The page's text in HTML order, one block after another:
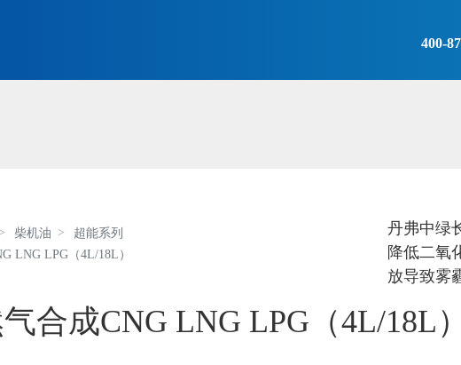
400-
柴机油
超能系列
LNG LPG（4L/18L）
丹弗中绿
降低二氧
放导致雾
合成CNG LNG LPG（4L/18L）